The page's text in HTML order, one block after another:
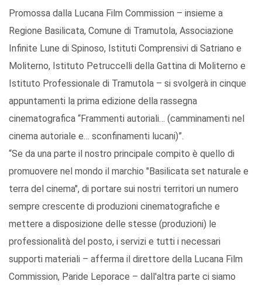
Promossa dalla Lucana Film Commission – insieme a
Regione Basilicata, Comune di Tramutola, Associazione
Infinite Lune di Spinoso, Istituti Comprensivi di Satriano e
Moliterno, Istituto Petruccelli della Gattina di Moliterno e
Istituto Professionale di Tramutola – si svolgerà in cinque
appuntamenti la prima edizione della rassegna
cinematografica “Frammenti autoriali… (camminamenti nel
cinema autoriale e… sconfinamenti lucani)”.
“Se da una parte il nostro principale compito è quello di
promuovere nel mondo il marchio "Basilicata set naturale e
terra del cinema", di portare sui nostri territori un numero
sempre crescente di produzioni cinematografiche e
mettere a disposizione delle stesse (produzioni) le
professionalità del posto, i servizi e tutti i necessari
supporti materiali – afferma il direttore della Lucana Film
Commission, Paride Leporace – dall'altra parte ci siamo